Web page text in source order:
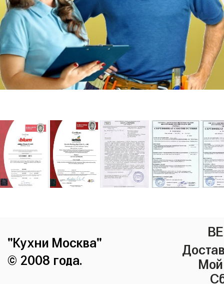
"Кухни Москва"
© 2008 года.